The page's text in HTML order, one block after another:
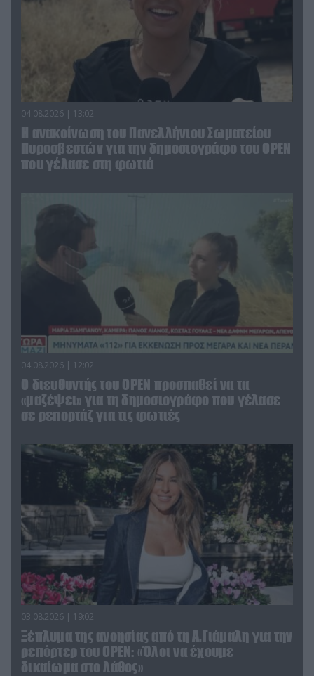
04.08.2026 | 13:02
Η ανακοίνωση του Πανελλήνιου Σωματείου
Πυροσβεστών για την δημοσιογράφο του OPEN
που γέλασε στη φωτιά
04.08.2026 | 12:02
O διευθυντής του OPEN προσπαθεί να τα
«μαζέψει» για τη δημοσιογράφο που γέλασε
σε ρεπορτάζ για τις φωτιές
03.08.2026 | 19:02
Ξέπλυμα της ανοησίας από τη Α.Γιάμαλη για την
ρεπόρτερ του ΟΡΕΝ: «Όλοι να έχουμε
δικαίωμα στο λάθος»